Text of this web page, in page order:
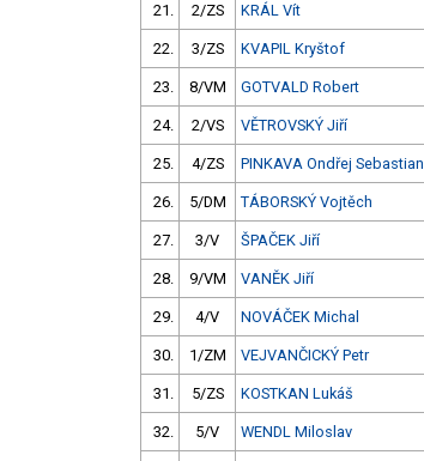
21. 2/ZS KRÁL Vít
22. 3/ZS KVAPIL Kryštof
23. 8/VM GOTVALD Robert
24. 2/VS VĚTROVSKÝ Jiří
25. 4/ZS PINKAVA Ondřej Sebastian
26. 5/DM TÁBORSKÝ Vojtěch
27. 3/V ŠPAČEK Jiří
28. 9/VM VANĚK Jiří
29. 4/V NOVÁČEK Michal
30. 1/ZM VEJVANČICKÝ Petr
31. 5/ZS KOSTKAN Lukáš
32. 5/V WENDL Miloslav